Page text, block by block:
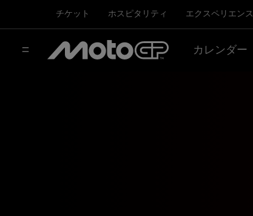
チケット ホスピタリティ エクスペリエンス
カレンダー